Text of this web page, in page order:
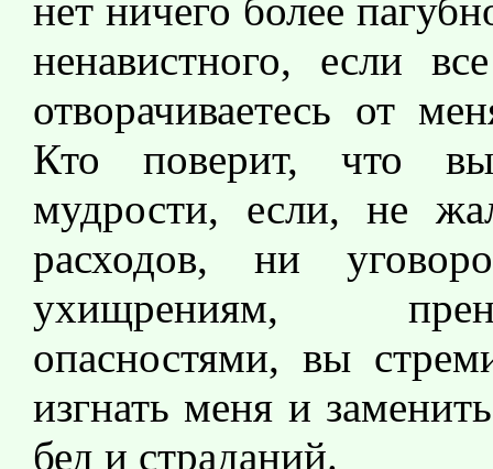
нет ничего более
ненавистного, если
отворачиваетесь от
Кто поверит, что
мудрости, если, не
расходов, ни
ухищрениям,
опасностями, вы
изгнать меня и
бед и страданий.